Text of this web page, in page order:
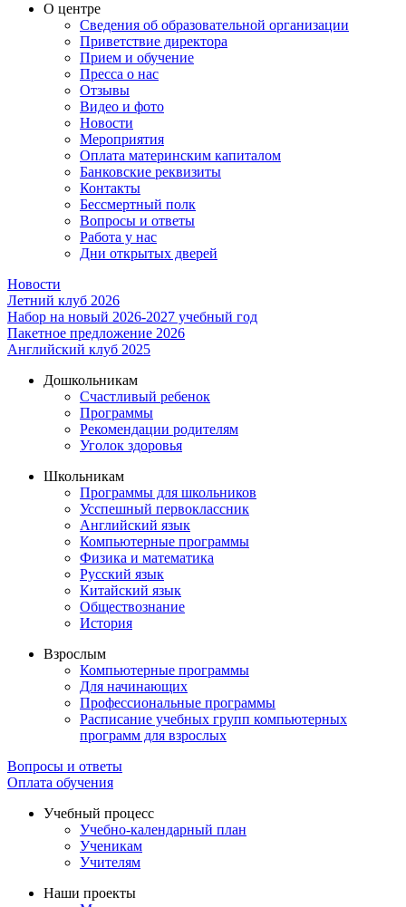
О центре
Сведения об образовательной организации
Приветствие директора
Прием и обучение
Пресса о нас
Отзывы
Видео и фото
Новости
Мероприятия
Оплата материнским капиталом
Банковские реквизиты
Контакты
Бессмертный полк
Вопросы и ответы
Работа у нас
Дни открытых дверей
Новости
Летний клуб 2026
Набор на новый 2026-2027 учебный год
Пакетное предложение 2026
Английский клуб 2025
Дошкольникам
Счастливый ребенок
Программы
Рекомендации родителям
Уголок здоровья
Школьникам
Программы для школьников
Усспешный первоклассник
Английский язык
Компьютерные программы
Физика и математика
Русский язык
Китайский язык
Обществознание
История
Взрослым
Компьютерные программы
Для начинающих
Профессиональные программы
Расписание учебных групп компьютерных
программ для взрослых
Вопросы и ответы
Оплата обучения
Учебный процесс
Учебно-календарный план
Ученикам
Учителям
Наши проекты